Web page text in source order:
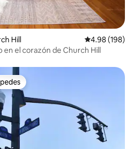
Hill Calificación
4.98 (198)
el corazón de Church Hill
preferido